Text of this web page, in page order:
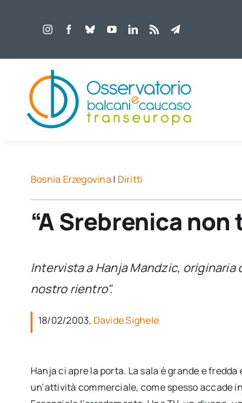
Bosnia Erzegovina | Diritti
“A Srebrenica non
Intervista a Hanja Mandzic,
nostro rientro".
18/02/2003, Davide Sighele
Hanja ci apre la porta. La sala è grande e
un’attività commerciale, come spesso accade